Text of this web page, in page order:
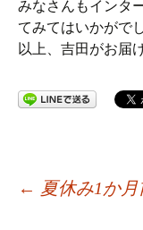
みなさんもインタ
てみてはいかがで
以上、吉田がお届
投
← 夏休み1か月